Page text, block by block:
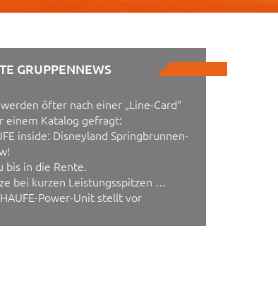
GRUPPENNEWS
öfter nach einer „Line-Card“
einem Katalog gefragt:
inside: Disneyland Springbrunnen-
bis in die Rente.
bei kurzen Leistungsspitzen …
Power-Unit stellt vor